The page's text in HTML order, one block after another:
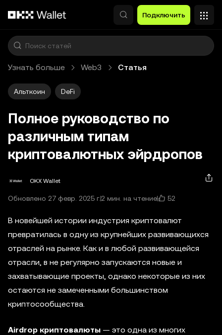
Подключить
Узнать больше Web3 Статья
Альткоин DeFi
Полное руководство по
различным типам
криптовалютных эйрдропов
OKX Wallet
Обновлено 27 февр. 2025 г. 2 мин. на чтение 52
В новейшей истории индустрия криптовалют
превратилась в одну из крупнейших развивающихся
отраслей на рынке. Как и в любой развивающейся
отрасли, в не регулярно запускаются новые и
захватывающие проекты, однако некоторые из них
остаются не замеченными большинством
криптосообщества.
Airdrop криптовалюты — это одна из многих